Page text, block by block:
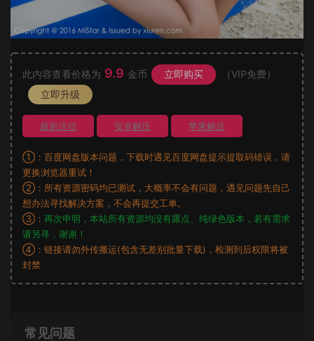
此内容查看价格为 9.9 金币 立即购买
（VIP免费）
立即升级
最新活动 安卓解压 苹果解压
①：百度网盘版本问题，下载时遇见百度网盘提示提取码错误，请
更换浏览器重试！
②：所有资源密码均已测试，大概率不会有问题，遇见问题先自己
想办法寻找解决方案，不会再提交工单。
③： 再次申明，本站所有资源均没有露点、纯绿色版本，若有需求
请另寻，谢谢！
④：链接请勿外传搬运(包含无差别批量下载)，检测到后权限将被
封禁
常见问题